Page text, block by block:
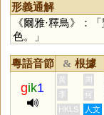
形義通解
《爾雅·釋鳥》：
色。」
粵語音節 & 根據
gik1
黃 周
李
何
HKLS
人文